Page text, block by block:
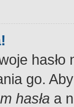
go.
hasła a